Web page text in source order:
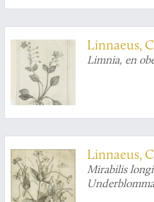
Linnaeus,
Limnia, en
Linnaeus,
Mirabilis